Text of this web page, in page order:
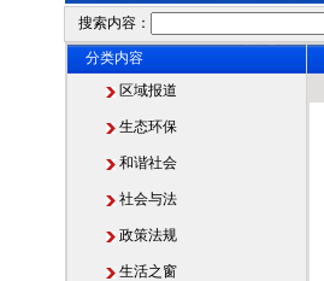
搜索内容：
分类内容
区域报道
生态环保
和谐社会
社会与法
政策法规
生活之窗